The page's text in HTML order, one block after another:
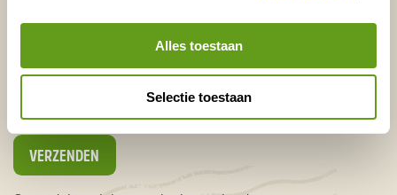
Alles toestaan
Selectie toestaan
Europa
Ver weg
VERZENDEN